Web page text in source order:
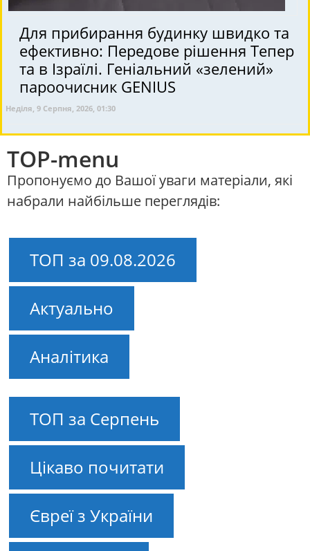
Для прибирання будинку швидко та
ефективно: Передове рішення Тепер
та в Ізраїлі. Геніальний «зелений»
пароочисник GENIUS
Неділя, 9 Серпня, 2026, 01:30
TOP-menu
Пропонуємо до Вашої уваги матеріали, які
набрали найбільше переглядів:
ТОП за 09.08.2026
Актуально
Аналітика
ТОП за Серпень
Цікаво почитати
Євреї з України